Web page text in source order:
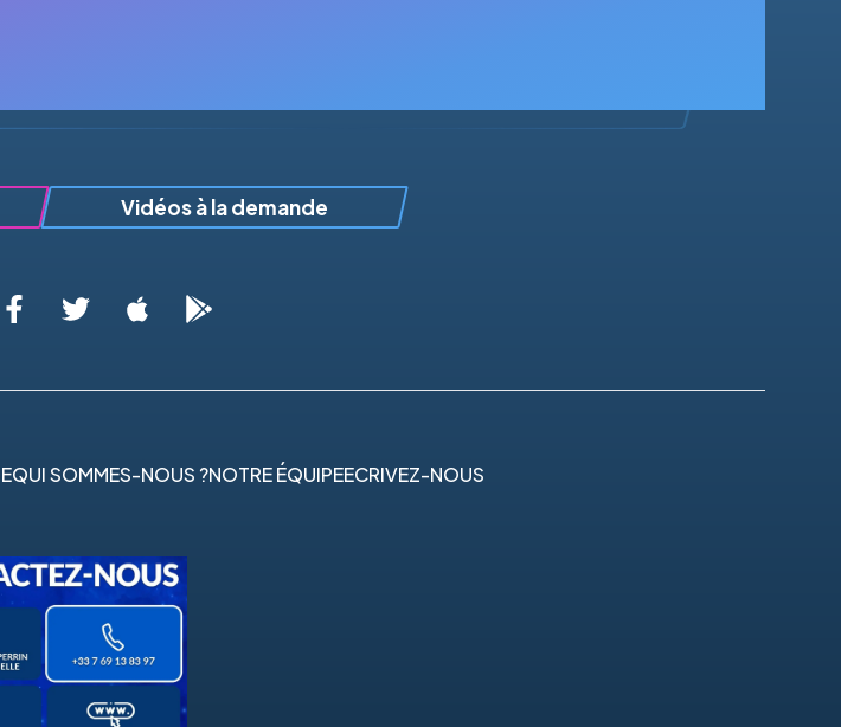
Vidéos à la demande
QUI SOMMES-NOUS ?NOTRE ÉQUIPEECRIVEZ-NOUS